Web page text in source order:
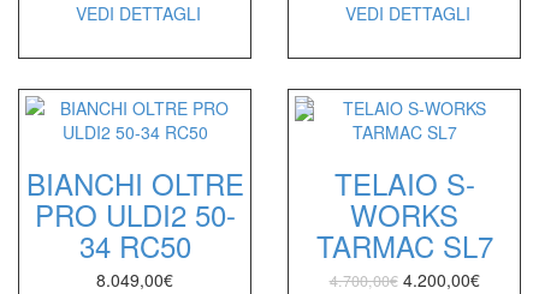
VEDI DETTAGLI
VEDI DETTAGLI
BIANCHI OLTRE
PRO ULDI2 50-
34 RC50
8.049,00€
TELAIO S-
WORKS
TARMAC SL7
4.700,00€ 4.200,00€